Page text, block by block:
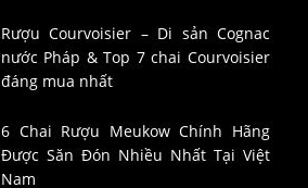
Rượu Courvoisier – Di sản Cognac
nước Pháp & Top 7 chai Courvoisier
đáng mua nhất
6 Chai Rượu Meukow Chính Hãng
Được Săn Đón Nhiều Nhất Tại Việt
Nam